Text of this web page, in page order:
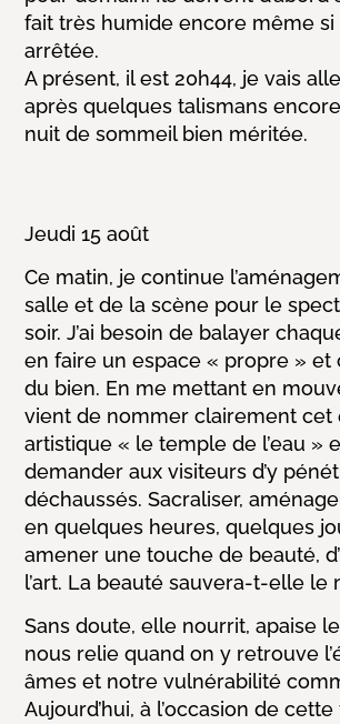
fait très humide encore même si
arrêtée.
A présent, il est 20h44, je vais
après quelques talismans
nuit de sommeil bien méritée.
Jeudi 15 août
Ce matin, je continue
salle et de la scène pour le
soir. J’ai besoin de balayer
en faire un espace « propre » et
du bien. En me mettant en
vient de nommer clairement cet
artistique « le temple de l’eau »
demander aux visiteurs d’y
déchaussés. Sacraliser,
en quelques heures, quelques
amener une touche de beauté,
l’art. La beauté sauvera-t-elle le
Sans doute, elle nourrit, apaise
nous relie quand on y retrouve
âmes et notre vulnérabilité
Aujourd’hui, à l’occasion de